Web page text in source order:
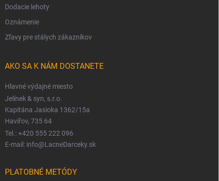
Dodacie lehoty
Oznámenie
Zľavy pre stálych zákazníkov
AKO SA K NÁM DOSTANETE
Hlavné výdajné miesto
Jelínek & syn, s.r.o.
Kapitána Jasioka 1362/15a
Havířov, 735 64
Tel.: +420 555 222 096
E-mail: info@LacneDarceky.sk
PLATOBNÉ METÓDY